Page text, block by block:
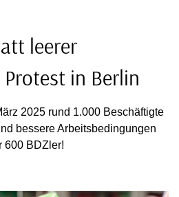
leerer
in Berlin
2025 rund 1.000 Beschäftigte
bessere Arbeitsbedingungen
600 BDZler!